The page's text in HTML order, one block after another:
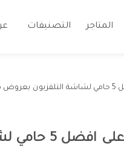
المتاجر التصنيفات
لشاشة التلفزيون بعروض مميزة